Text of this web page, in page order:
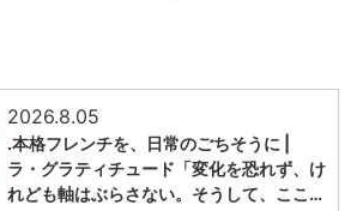
2026.8.05
.本格フレンチを、日常のごちそうに |
ラ・グラティチュード「変化を恐れず、け
れども軸はぶらさない。そうして、ここ…